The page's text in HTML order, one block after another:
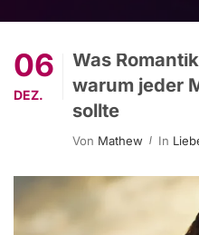
06
DEZ.
Was
warum jeder
sollte
Von Mathew In